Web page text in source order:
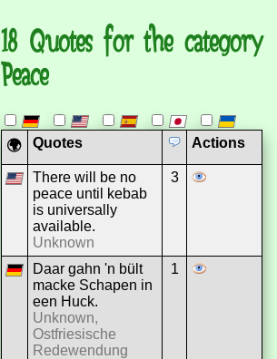
18 Quotes for the category
Peace
🌍 Quotes Actions
There will be no
peace until kebab
is universally
available.
Unknown
3
Daar gahn 'n bült
macke Schapen in
een Huck.
Unknown,
Ostfriesische
Redewendung
1